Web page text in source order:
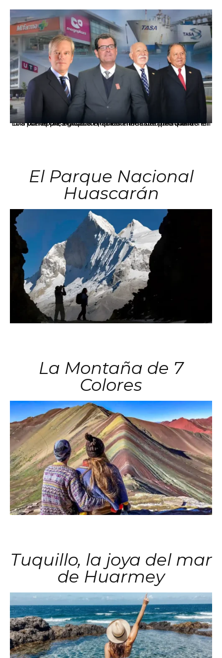
Los principales grupos empresariales del país mantienen una fuerte presencia en Áncash mediante inversiones en comercio, educación, salud e industria pesquera.
El Parque Nacional
Huascarán
La Montaña de 7
Colores
Tuquillo, la joya del mar
de Huarmey